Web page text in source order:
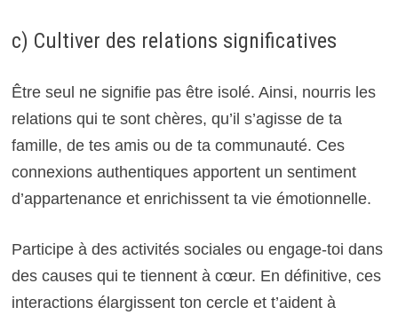
c) Cultiver des relations significatives
Être seul ne signifie pas être isolé. Ainsi, nourris les
relations qui te sont chères, qu’il s’agisse de ta
famille, de tes amis ou de ta communauté. Ces
connexions authentiques apportent un sentiment
d’appartenance et enrichissent ta vie émotionnelle.
Participe à des activités sociales ou engage-toi dans
des causes qui te tiennent à cœur. En définitive, ces
interactions élargissent ton cercle et t’aident à